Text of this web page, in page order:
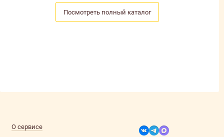
Посмотреть полный каталог
О сервисе